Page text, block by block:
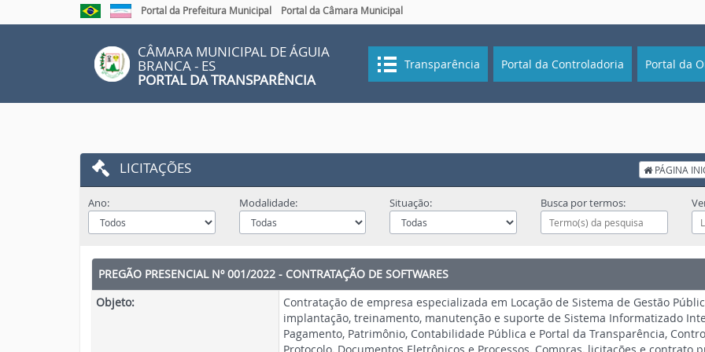
Link
externo
Portal
Brasil
Link
externo
Portal
do
Governo
do
Estado
Portal da Prefeitura Municipal Portal da Câmara Municipal
CÂMARA MUNICIPAL DE ÁGUIA
BRANCA - ES
PORTAL DA TRANSPARÊNCIA
Transparência Portal da Controladoria Portal da
LICITAÇÕES PÁGINA
Ano: Modalidade: Situação: Busca por termos:
PREGÃO PRESENCIAL Nº 001/2022 - CONTRATAÇÃO DE SOFTWARES
Objeto:
Contratação de empresa especializada em Locação de Sistema de Gestão
implantação, treinamento, manutenção e suporte de Sistema Informatizado
Pagamento, Patrimônio, Contabilidade Pública e Portal da Transparência,